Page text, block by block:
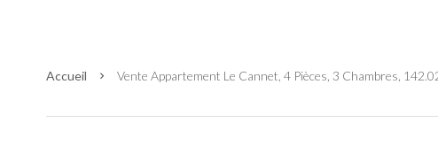
Accueil Vente Appartement Le Cannet, 4 Pièces, 3 Chambres,